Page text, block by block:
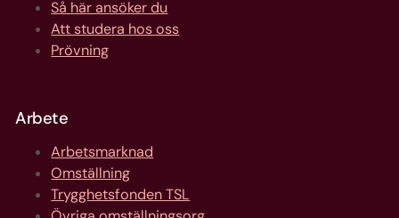
Så här ansöker du
Att studera hos oss
Prövning
Arbete
Arbetsmarknad
Omställning
Trygghetsfonden TSL